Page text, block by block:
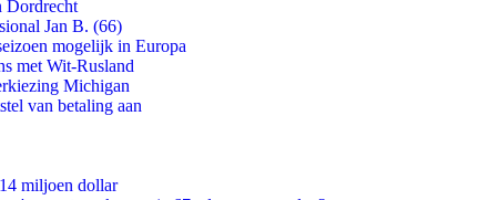
Dordrecht
Jan B. (66)
mogelijk in Europa
met Wit-Rusland
Michigan
van betaling aan
miljoen dollar